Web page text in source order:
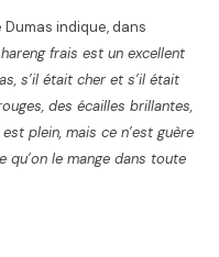
indique, dans
frais est un excellent
s’il était cher et s’il était
des écailles brillantes,
plein, mais ce n’est guère
qu’on le mange dans toute